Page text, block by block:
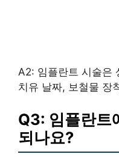
A2: 임플란트 시술은
치유 날짜, 보철물 장
Q3: 임플란트
되나요?